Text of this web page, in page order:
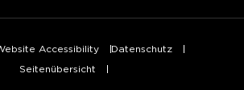
Accessibility
Datenschutz
Seitenübersicht